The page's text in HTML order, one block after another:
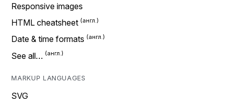
Responsive images
HTML cheatsheet
Date & time formats
See all…
MARKUP LANGUAGES
SVG